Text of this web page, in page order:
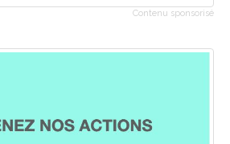
Contenu sponsorisé